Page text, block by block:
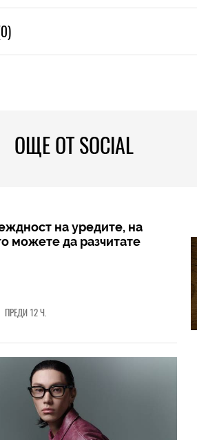
ОЩЕ ОТ SOCIAL
на уредите, на
можете да разчитате
ПРЕДИ 12 Ч.